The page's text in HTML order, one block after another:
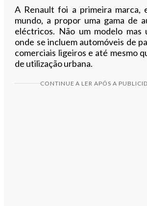
A Renault foi a primeira marca,
mundo, a propor uma gama de
eléctricos. Não um modelo mas
onde se incluem automóveis de
comerciais ligeiros e até mesmo
de utilização urbana.
CONTINUE A LER APÓS A